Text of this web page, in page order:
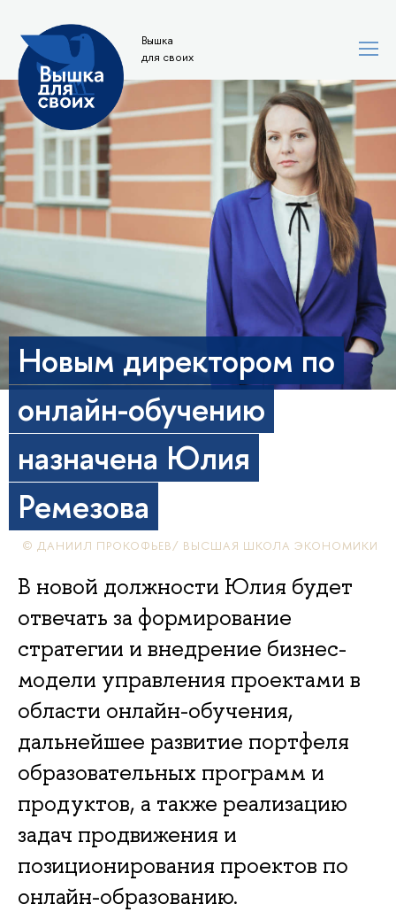
Вышка
для своих
Новым директором по
онлайн-обучению
назначена Юлия
Ремезова
© ДАНИИЛ ПРОКОФЬЕВ/ ВЫСШАЯ ШКОЛА ЭКОНОМИКИ
В новой должности Юлия будет
отвечать за формирование
стратегии и внедрение бизнес-
модели управления проектами в
области онлайн-обучения,
дальнейшее развитие портфеля
образовательных программ и
продуктов, а также реализацию
задач продвижения и
позиционирования проектов по
онлайн-образованию.